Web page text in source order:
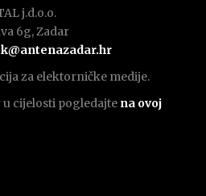
j.d.o.o.
6g, Zadar
za elektorničke medije.
cijelosti pogledajte na ovoj